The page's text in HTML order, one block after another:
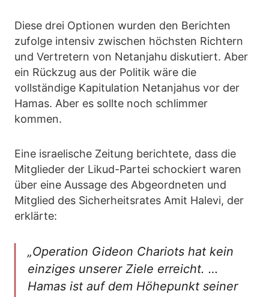
Diese drei Optionen wurden den Berichten
zufolge intensiv zwischen höchsten Richtern
und Vertretern von Netanjahu diskutiert. Aber
ein Rückzug aus der Politik wäre die
vollständige Kapitulation Netanjahus vor der
Hamas. Aber es sollte noch schlimmer
kommen.
Eine israelische Zeitung berichtete, dass die
Mitglieder der Likud-Partei schockiert waren
über eine Aussage des Abgeordneten und
Mitglied des Sicherheitsrates Amit Halevi, der
erklärte:
„Operation Gideon Chariots hat kein
einziges unserer Ziele erreicht. …
Hamas ist auf dem Höhepunkt seiner